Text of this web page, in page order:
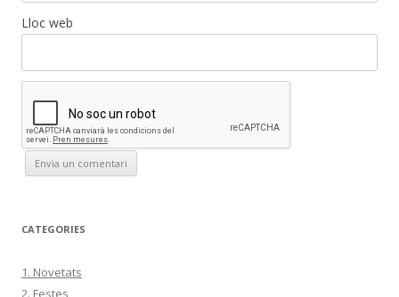
Lloc web
CATEGORIES
1. Novetats
2. Festes